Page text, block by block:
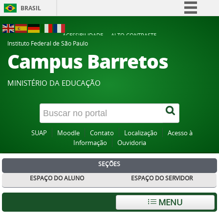
BRASIL
Participe
Acesso à informação
Canais
ACESSIBILIDADE
ALTO CONTRASTE
Instituto Federal de São Paulo
Campus Barretos
MINISTÉRIO DA EDUCAÇÃO
SUAP Moodle Contato Localização
Acesso à
Informação
Ouvidoria
SEÇÕES
ESPAÇO DO ALUNO
ESPAÇO DO SERVIDOR
MENU